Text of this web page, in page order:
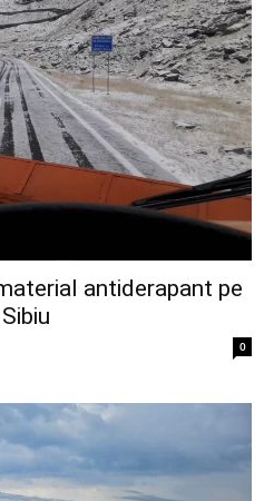
antiderapant pe
0